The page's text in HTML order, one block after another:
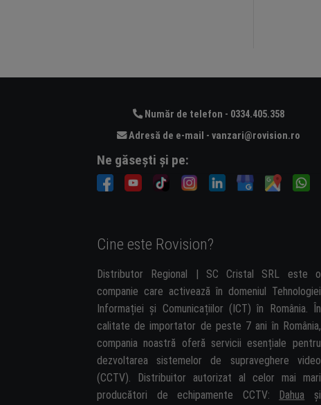
Număr de telefon - 0334.405.358
Adresă de e-mail - vanzari@rovision.ro
Ne găsești și pe:
Cine este Rovision?
Distributor Regional | SC Cristal SRL este o
companie care activează în domeniul Tehnologiei
Informației și Comunicațiilor (ICT) în România. În
calitate de importator de peste 7 ani în România,
compania noastră oferă servicii esențiale pentru
dezvoltarea sistemelor de supraveghere video
(CCTV). Distribuitor autorizat al celor mai mari
producători de echipamente CCTV:
Dahua și